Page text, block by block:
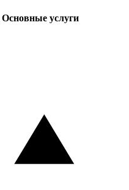
Основные услуги